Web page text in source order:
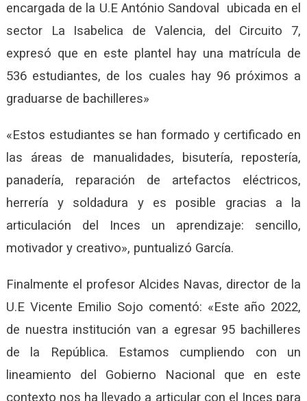
encargada de la U.E António Sandoval ubicada en el
sector La Isabelica de Valencia, del Circuito 7,
expresó que en este plantel hay una matrícula de
536 estudiantes, de los cuales hay 96 próximos a
graduarse de bachilleres»
«Estos estudiantes se han formado y certificado en
las áreas de manualidades, bisutería, repostería,
panadería, reparación de artefactos eléctricos,
herrería y soldadura y es posible gracias a la
articulación del Inces un aprendizaje: sencillo,
motivador y creativo», puntualizó García.
Finalmente el profesor Alcides Navas, director de la
U.E Vicente Emilio Sojo comentó: «Este año 2022,
de nuestra institución van a egresar 95 bachilleres
de la República. Estamos cumpliendo con un
lineamiento del Gobierno Nacional que en este
contexto nos ha llevado a articular con el Inces para